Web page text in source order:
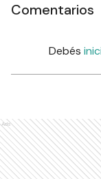
Comentarios
Debés
Ads